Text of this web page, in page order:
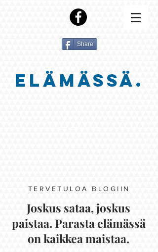
Share
ELÄMÄSSÄ.
TERVETULOA BLOGIIN
Joskus sataa, joskus
paistaa. Parasta elämässä
on kaikkea maistaa.